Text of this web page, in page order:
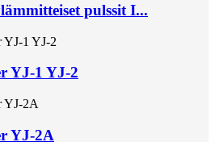
pulssit I...
YJ-1 YJ-2
YJ-2A